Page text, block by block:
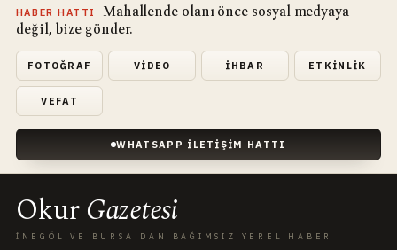
HABER HATTI
Mahallende olanı önce sosyal medyaya
değil, bize gönder.
FOTOĞRAF VIDEO İHBAR ETKINLIK
VEFAT
WHATSAPP İLETIŞIM HATTI
OkurGazetesi
İNEGÖL VE BURSA'DAN BAĞIMSIZ YEREL HABER